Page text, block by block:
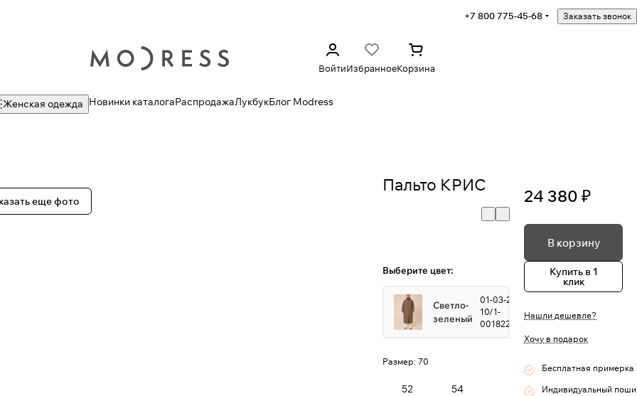
+7 800 775-45-68 Заказать звонок
ВойтиИзбранноеКорзина
Женская одежда Новинки каталогаРаспродажаЛукбукБлог Modress
еще фото
Пальто КРИС
Выберите цвет:
Светло-
зеленый
01-03-2-
10/1-
0018222
Размер: 70
52 54
24 380 ₽
В корзину
Купить в 1
клик
Нашли дешевле?
Хочу в подарок
Бесплатная примерка
Индивидуальный